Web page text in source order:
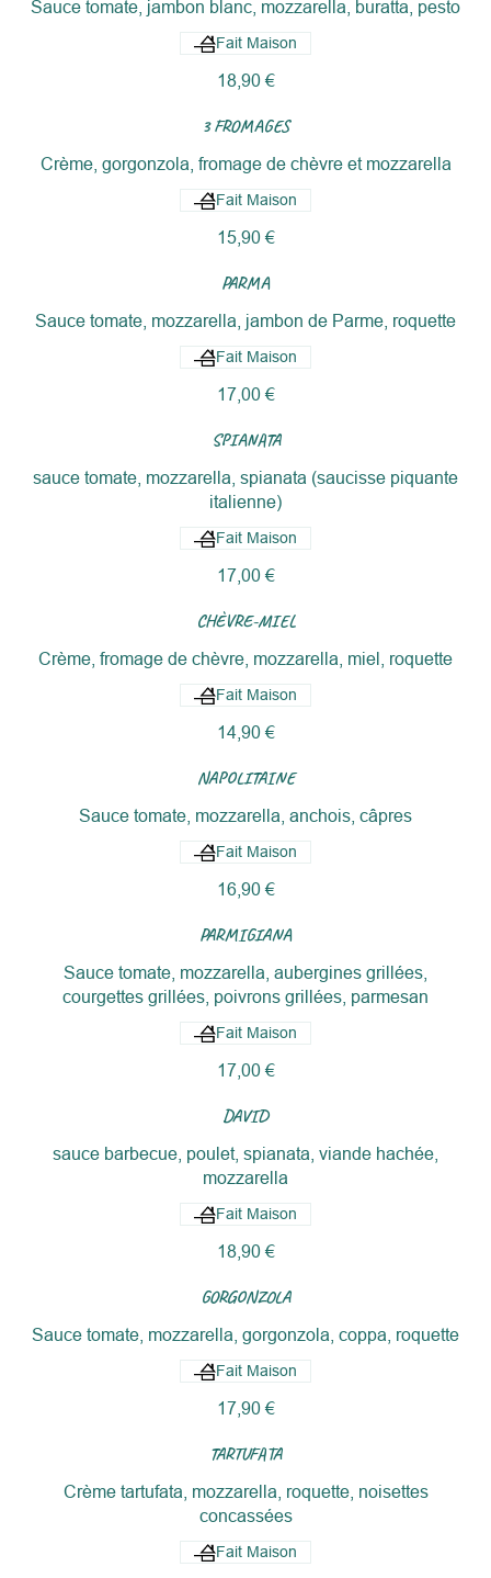
Sauce tomate, jambon blanc, mozzarella, buratta, pesto
18,90 €
Fait Maison
3 FROMAGES
Crème, gorgonzola, fromage de chèvre et mozzarella
15,90 €
Fait Maison
PARMA
Sauce tomate, mozzarella, jambon de Parme, roquette
17,00 €
Fait Maison
SPIANATA
sauce tomate, mozzarella, spianata (saucisse piquante
italienne)
17,00 €
Fait Maison
CHÈVRE-MIEL
Crème, fromage de chèvre, mozzarella, miel, roquette
14,90 €
Fait Maison
NAPOLITAINE
Sauce tomate, mozzarella, anchois, câpres
16,90 €
Fait Maison
PARMIGIANA
Sauce tomate, mozzarella, aubergines grillées,
courgettes grillées, poivrons grillées, parmesan
17,00 €
Fait Maison
DAVID
sauce barbecue, poulet, spianata, viande hachée,
mozzarella
18,90 €
Fait Maison
GORGONZOLA
Sauce tomate, mozzarella, gorgonzola, coppa, roquette
17,90 €
Fait Maison
TARTUFATA
Crème tartufata, mozzarella, roquette, noisettes
concassées
Fait Maison